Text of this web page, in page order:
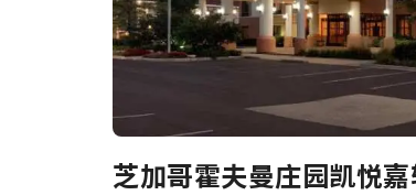
芝加哥霍夫曼庄园凯悦